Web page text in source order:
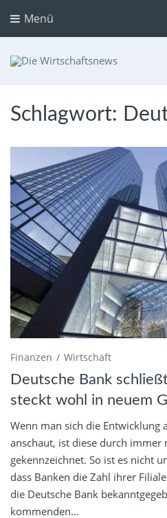
Menü
Schlagwort:
Finanzen Wirtschaft
Deutsche Bank
steckt wohl in neuem
Wenn man sich die Entwicklung
anschaut, ist diese durch immer
gekennzeichnet. So ist es nicht
dass Banken die Zahl ihrer
die Deutsche Bank
kommenden...